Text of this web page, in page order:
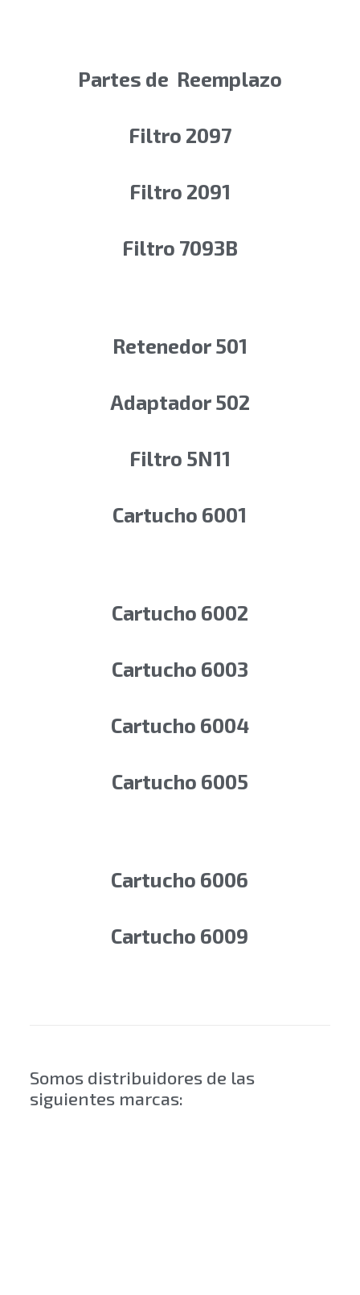
Partes de Reemplazo
Filtro 2097
Filtro 2091
Filtro 7093B
Retenedor 501
Adaptador 502
Filtro 5N11
Cartucho 6001
Cartucho 6002
Cartucho 6003
Cartucho 6004
Cartucho 6005
Cartucho 6006
Cartucho 6009
Somos distribuidores de las
siguientes marcas: